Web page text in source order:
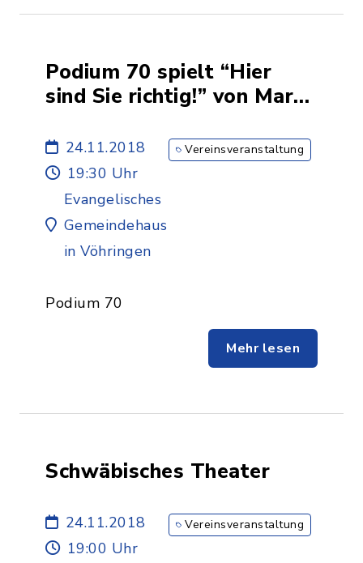
Podium 70 spielt “Hier
sind Sie richtig!” von Marc
24.11.2018
19:30 Uhr
Evangelisches
Gemeindehaus
in Vöhringen
Vereinsveranstaltung
Podium 70
Mehr lesen
Schwäbisches Theater
24.11.2018
19:00 Uhr
Vereinsveranstaltung